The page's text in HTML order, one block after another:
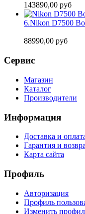
143890,00 руб
6.Nikon D7500
88990,00 руб
Сервис
Магазин
Каталог
Производители
Информация
Доставка и
Гарантия и
Карта сайта
Профиль
Авторизация
Профиль
Изменить